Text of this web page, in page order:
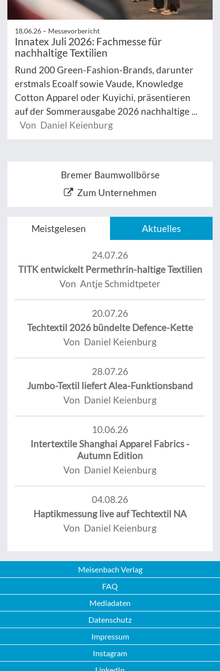
18.06.26 – Messevorbericht
Innatex Juli 2026: Fachmesse für
nachhaltige Textilien
Rund 200 Green-Fashion-Brands, darunter
erstmals Ecoalf sowie Vaude, Knowledge
Cotton Apparel oder Kuyichi, präsentieren
auf der Sommerausgabe 2026 nachhaltige ...
Von Daniel Keienburg
Bremer Baumwollbörse
Zum Unternehmen
Meistgelesen Aktuelles
24.07.26
TITK entwickelt Permethrin-haltige Textilien
Von Antje Schmidtpeter
20.07.26
Techtextil 2026 bündelte Defence-Kette
Von Daniel Keienburg
28.07.26
Jumbo-Textil liefert Alea-Funktionsband
Von Daniel Keienburg
10.06.26
Intertextile Shanghai Apparel Fabrics -
Autumn Edition
Von Daniel Keienburg
04.08.26
Haptikmessung live auf Techtextil NA
Von Daniel Keienburg
Meisenbach Verlag
FAQ
Mediadaten
Datenschutz
Impressum
Instagram